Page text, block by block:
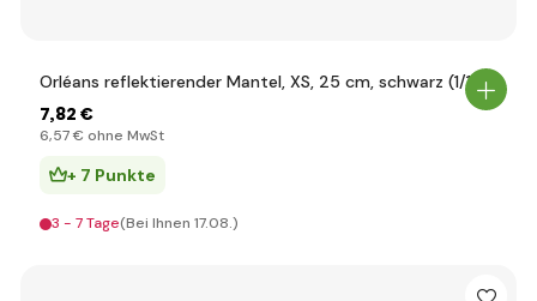
Orléans reflektierender Mantel, XS, 25 cm, schwarz (1/12)
7,82 €
6,57 € ohne MwSt
+ 7 Punkte
3 - 7 Tage(Bei Ihnen 17.08.)